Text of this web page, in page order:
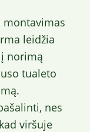
montavimas
leidžia
norimą
tualeto
nes
viršuje